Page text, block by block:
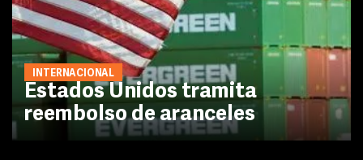
INTERNACIONAL
Estados Unidos tramita
reembolso de aranceles